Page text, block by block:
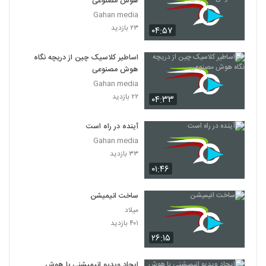
025020 - هوش مصنوعی سری اول
21
025021 - هوش مصنوعی سری اول
۴۸۲ بازدید
025022 - هوش مصنوعی سری اول
۵۲۶ بازدید
025023 - هوش مصنوعی سری اول
025024 - هوش مصنوعی سری اول
025025 - هوش مصنوعی سری اول
۰۴:۵۷
Gahan media
۲۳ بازدید
۰۴:۳۳
اساطیر کلاسیک چین از دریچه نگاه
هوش مصنوعی
Gahan media
۲۲ بازدید
۰۱:۴۶
آینده در راه است
Gahan media
۳۳ بازدید
۲۶:۱۵
ساخت انیمیشن
میلاد
۴۰۱ بازدید